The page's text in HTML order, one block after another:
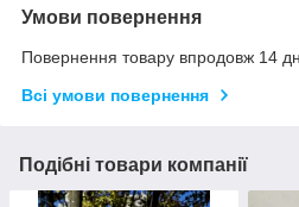
Умови повернення
Повернення товару впродовж 14
Всі умови повернення
Подібні товари компанії